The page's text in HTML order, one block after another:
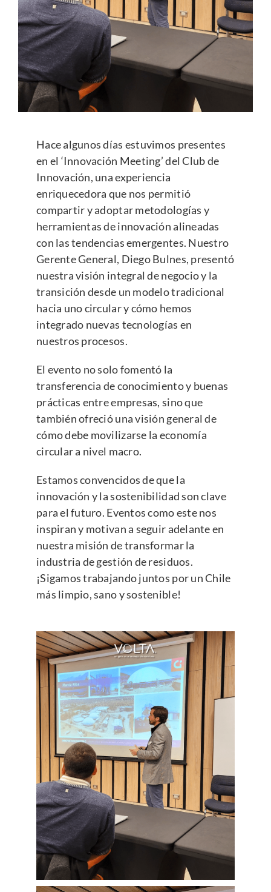
Hace algunos días estuvimos presentes
en el ‘Innovación Meeting’ delClub de
Innovación, una experiencia
enriquecedora que nos permitió
compartir y adoptar metodologías y
herramientas de innovación alineadas
con las tendencias emergentes. Nuestro
Gerente General, Diego Bulnes, presentó
nuestra visión integral de negocio y la
transición desde un modelo tradicional
hacia uno circular y cómo hemos
integrado nuevas tecnologías en
nuestros procesos.
El evento no solo fomentó la
transferencia de conocimiento y buenas
prácticas entre empresas, sino que
también ofreció una visión general de
cómo debe movilizarse la economía
circular a nivel macro.
Estamos convencidos de que la
innovación y la sostenibilidad son clave
para el futuro. Eventos como este nos
inspiran y motivan a seguir adelante en
nuestra misión de transformar la
industria de gestión de residuos.
¡Sigamos trabajando juntos por un Chile
más limpio, sano y sostenible!